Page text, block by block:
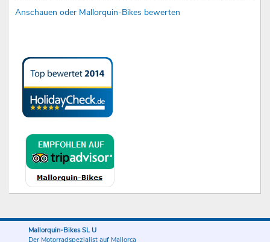
Anschauen oder Mallorquin-Bikes bewerten
Mallorquin-Bikes SL U
Der Motorradspezialist auf Mallorca